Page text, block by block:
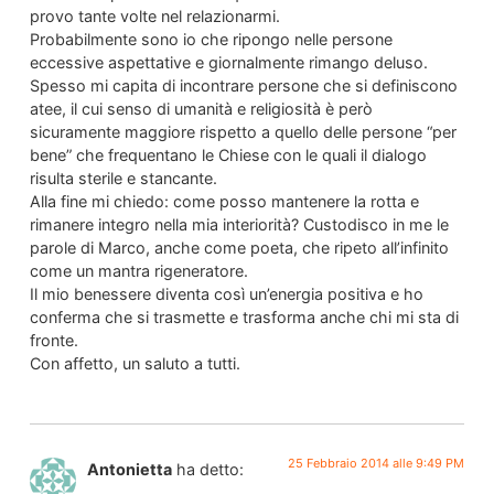
provo tante volte nel relazionarmi.
Probabilmente sono io che ripongo nelle persone
eccessive aspettative e giornalmente rimango deluso.
Spesso mi capita di incontrare persone che si definiscono
atee, il cui senso di umanità e religiosità è però
sicuramente maggiore rispetto a quello delle persone “per
bene” che frequentano le Chiese con le quali il dialogo
risulta sterile e stancante.
Alla fine mi chiedo: come posso mantenere la rotta e
rimanere integro nella mia interiorità? Custodisco in me le
parole di Marco, anche come poeta, che ripeto all’infinito
come un mantra rigeneratore.
Il mio benessere diventa così un’energia positiva e ho
conferma che si trasmette e trasforma anche chi mi sta di
fronte.
Con affetto, un saluto a tutti.
Antonietta ha detto: 25 Febbraio 2014 alle 9:49 PM